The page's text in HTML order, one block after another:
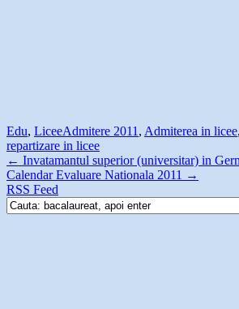
Edu, LiceeAdmitere 2011 , Admiterea in licee,
repartizare in licee
← Invatamantul superior (universitar) in
Calendar Evaluare Nationala 2011 →
RSS Feed